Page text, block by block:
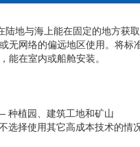
地与海上能在固定的地方获
无网络的偏远地区使用。将标
能在室内或船舱安装。
植园、建筑工地和矿山
择使用其它高成本技术的情